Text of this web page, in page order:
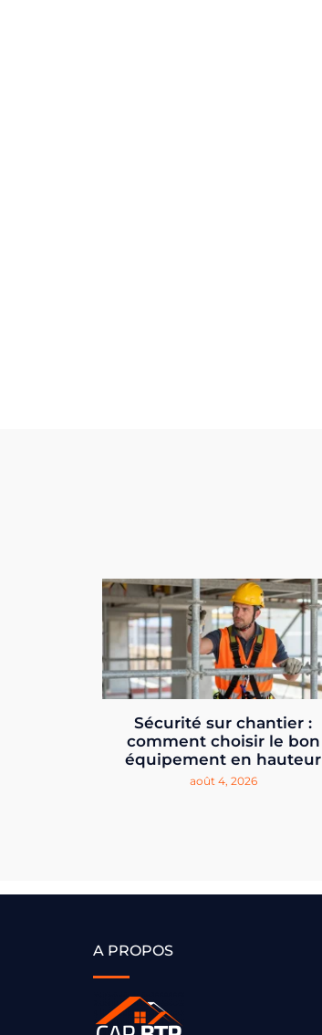
Sécurité sur chantier :
comment choisir le bon
équipement en hauteur
août 4, 2026
A PROPOS